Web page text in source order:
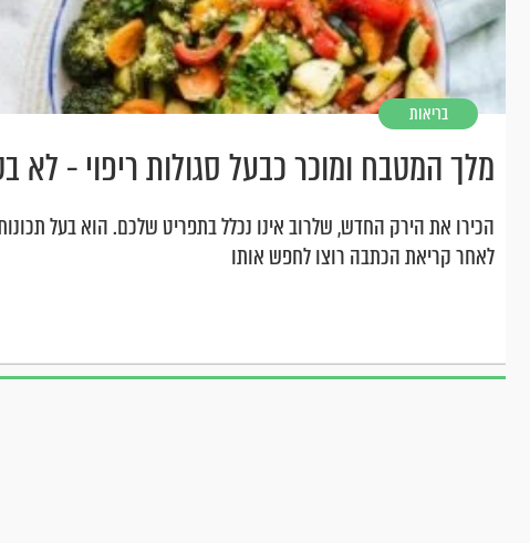
בריאות
מלך המטבח ומוכר כבעל סגולות ריפוי - לא
הכירו את הירק החדש, שלרוב אינו נכלל בתפריט שלכם. הוא בעל
לאחר קריאת הכתבה רוצו לחפש אותו